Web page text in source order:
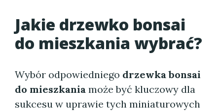
Jakie drzewko bonsai
do mieszkania wybrać?
Wybór odpowiedniego drzewka bonsai
do mieszkania może być kluczowy dla
sukcesu w uprawie tych miniaturowych